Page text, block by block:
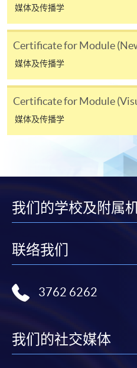
（Online Alipay）或转数快
参阅报名办法 -网上报名服
如报读课程将在五个工作
免使用支票付款。
除由学院裁定的特殊情况
而取消）之外，一切已缴
支票或缴费灵（只限网上
以支票退款；以信用卡缴
除本学院网页所列明的学
外收费，详情请联络有关
其他课程，惟学院对特殊
学院对邮递失误而遗失的
人资料，概不负责。
媒体及传播学
Certificate for Module
媒体及传播学
Certificate for Module
媒体及传播学
我们的学校及附属
联络我们
3762 6262
我们的社交媒体